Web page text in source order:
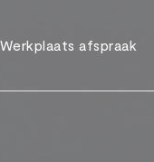
Werkplaats afspraak